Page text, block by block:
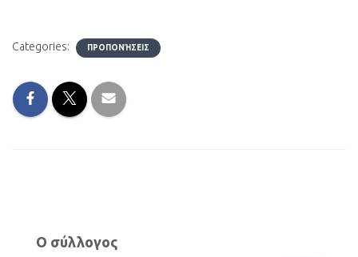
Categories: ΠΡΟΠΟΝΉΣΕΙΣ
Ο σύλλογος